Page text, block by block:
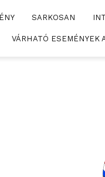
SARKOSAN
VÁRHATÓ ESEMÉNYEK